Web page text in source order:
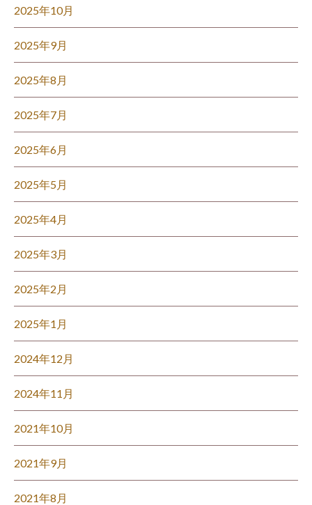
2025年10月
2025年9月
2025年8月
2025年7月
2025年6月
2025年5月
2025年4月
2025年3月
2025年2月
2025年1月
2024年12月
2024年11月
2021年10月
2021年9月
2021年8月